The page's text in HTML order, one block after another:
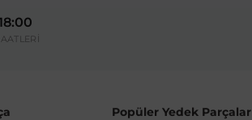
Popüler Yedek Parçalar